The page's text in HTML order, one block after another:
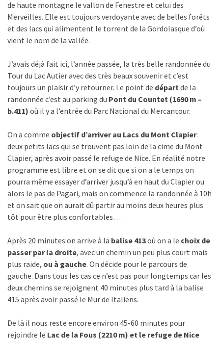
de haute montagne le vallon de Fenestre et celui des
Merveilles. Elle est toujours verdoyante avec de belles forêts
et des lacs qui alimentent le torrent de la Gordolasque d’où
vient le nom de la vallée.
J’avais déjà fait ici, l’année passée, la très belle randonnée du
Tour du Lac Autier avec des très beaux souvenir et c’est
toujours un plaisir d’y retourner. Le point de départde la
randonnée c’est au parking du Pont du Countet (1690 m –
b.411) où il y a l’entrée du Parc National du Mercantour.
On a comme objectif d’arriver au Lacs du Mont Clapier:
deux petits lacs qui se trouvent pas loin de la cime du Mont
Clapier, après avoir passé le refuge de Nice. En réalité notre
programme est libre et on se dit que si on a le temps on
pourra même essayer d’arriver jusqu’à en haut du Clapier ou
alors le pas de Pagari, mais on commence la randonnée à 10h
et on sait que on aurait dû partir au moins deux heures plus
tôt pour être plus confortables…
Après 20 minutes on arrive à la balise 413où on a le choix de
passer par la droite, avec un chemin un peu plus court mais
plus raide, ou à gauche. On décide pour le parcours de
gauche. Dans tous les cas ce n’est pas pour longtemps car les
deux chemins se rejoignent 40 minutes plus tard à la balise
415 après avoir passé le Mur de Italiens.
De là il nous reste encore environ 45-60 minutes pour
rejoindre le Lac de la Fous (2210m) et le refuge de Nice